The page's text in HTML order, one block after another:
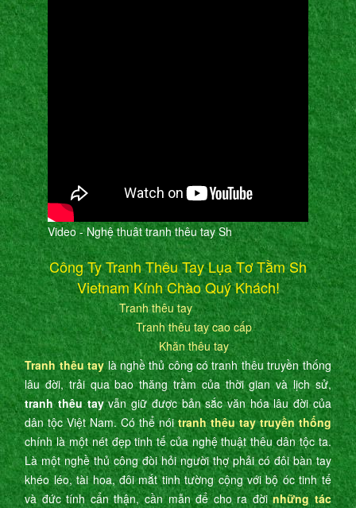
Video - Nghệ thuât tranh thêu tay Sh
Công Ty Tranh Thêu Tay Lụa Tơ Tằm Sh
Vietnam Kính Chào Quý Khách!
Tranh thêu tay
Tranh thêu tay cao cấp
Khăn thêu tay
Tranh thêu taylà nghề thủ công có tranh thêu truyền thống
lâu đời, trải qua bao thăng trầm của thời gian và lịch sử,
tranh thêu tayvẫn giữ được bản sắc văn hóa lâu đời của
dân tộc Việt Nam. Có thể nóitranh thêu tay truyền thống
chính là một nét đẹp tinh tế của nghệ thuật thêu dân tộc ta.
Là một nghề thủ công đòi hỏi người thợ phải có đôi bàn tay
khéo léo, tài hoa, đôi mắt tinh tường cộng với bộ óc tinh tế
và đức tính cẩn thận, cần mẫn để cho ra đờinhững tác